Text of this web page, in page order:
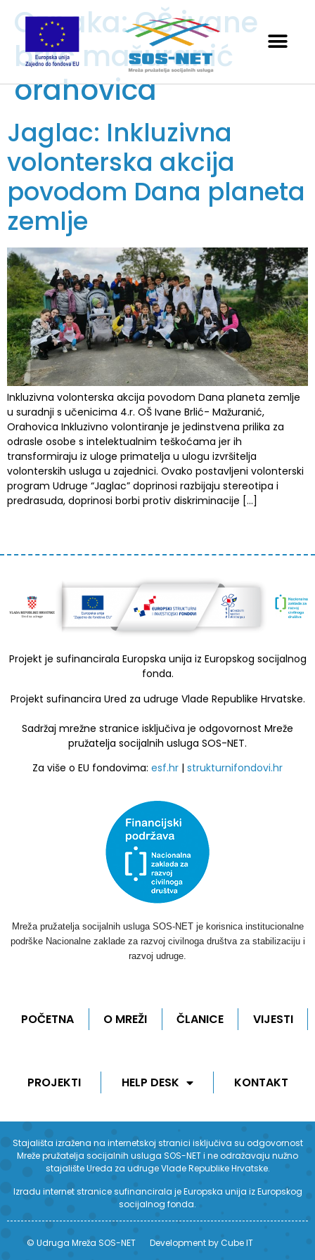
Oznaka:OŠ ivane
brlić mažuranić
orahovica
Jaglac: Inkluzivna
volonterska akcija
povodom Dana planeta
zemlje
Inkluzivna volonterska akcija povodom Dana planeta zemlje
u suradnji s učenicima 4.r. OŠ Ivane Brlić- Mažuranić,
Orahovica Inkluzivno volontiranje je jedinstvena prilika za
odrasle osobe s intelektualnim teškoćama jer ih
transformiraju iz uloge primatelja u ulogu izvršitelja
volonterskih usluga u zajednici. Ovako postavljeni volonterski
program Udruge “Jaglac” doprinosi razbijaju stereotipa i
predrasuda, doprinosi borbi protiv diskriminacije […]
Projekt je sufinancirala Europska unija iz Europskog socijalnog
fonda.
Projekt sufinancira Ured za udruge Vlade Republike Hrvatske.
Sadržaj mrežne stranice isključiva je odgovornost Mreže
pružatelja socijalnih usluga SOS-NET.
Za više o EU fondovima: esf.hr | strukturnifondovi.hr
Mreža pružatelja socijalnih usluga SOS-NET je korisnica institucionalne
podrške Nacionalne zaklade za razvoj civilnoga društva za stabilizaciju i
razvoj udruge.
POČETNA O MREŽI ČLANICE VIJESTI
PROJEKTI HELP DESK KONTAKT
Stajališta izražena na internetskoj stranici isključiva su odgovornost
Mreže pružatelja socijalnih usluga SOS-NET i ne odražavaju nužno
stajalište Ureda za udruge Vlade Republike Hrvatske.
Izradu internet stranice sufinancirala je Europska unija iz Europskog
socijalnog fonda.
© Udruga Mreža SOS-NET Development by Cube IT